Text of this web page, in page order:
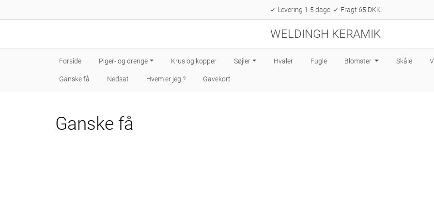
✓ Levering 1-5 dage. ✓ Fragt 65 DKK
WELDINGH KERAMIK
Forside Piger- og drenge Krus og kopper Søjler Hvaler Fugle Blomster Skåle
Ganske få Nedsat Hvem er jeg ? Gavekort
Ganske få